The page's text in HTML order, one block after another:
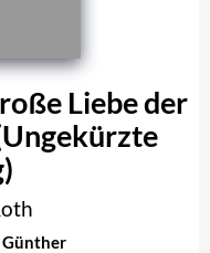
Liebe der